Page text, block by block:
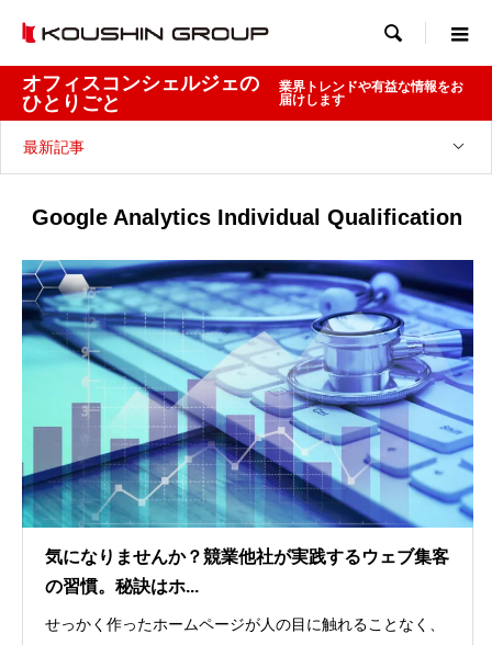

オフィスコンシェルジェの
ひとりごと
業界トレンドや有益な情報をお
届けします
最新記事
Google Analytics Individual Qualification
気になりませんか？競業他社が実践するウェブ集客
の習慣。秘訣はホ...
せっかく作ったホームページが人の目に触れることなく、